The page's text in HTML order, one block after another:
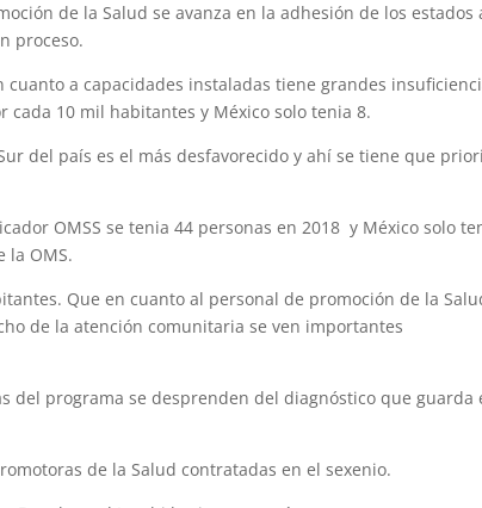
de la Salud se avanza en la adhesión de los estados
proceso.
a capacidades instaladas tiene grandes
10 mil habitantes y México solo tenia 8.
del país es el más desfavorecido y ahí se tiene que
OMSS se tenia 44 personas en 2018 y México solo
la OMS.
Que en cuanto al personal de promoción de la
de la atención comunitaria se ven importantes
del programa se desprenden del diagnóstico que guarda
de la Salud contratadas en el sexenio.